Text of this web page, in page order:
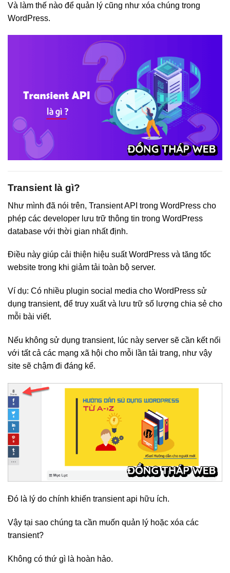
Và làm thế nào để quản lý cũng như xóa chúng trong
WordPress.
Transient là gì?
Như mình đã nói trên, Transient API trong WordPress cho
phép các developer lưu trữ thông tin trong WordPress
database với thời gian nhất định.
Điều này giúp cải thiện hiệu suất WordPress và tăng tốc
website trong khi giảm tải toàn bộ server.
Ví dụ: Có nhiều plugin social media cho WordPress sử
dụng transient, để truy xuất và lưu trữ số lượng chia sẻ cho
mỗi bài viết.
Nếu không sử dụng transient, lúc này server sẽ cần kết nối
với tất cả các mạng xã hội cho mỗi lần tải trang, như vậy
site sẽ chậm đi đáng kể.
Đó là lý do chính khiến transient api hữu ích.
Vậy tại sao chúng ta cần muốn quản lý hoặc xóa các
transient?
Không có thứ gì là hoàn hảo.